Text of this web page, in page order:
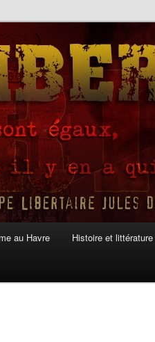
au Havre Histoire et littérature